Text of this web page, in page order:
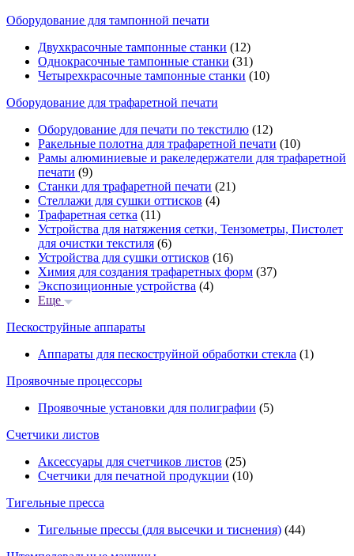
Оборудование для тампонной печати
Двухкрасочные тампонные станки (12)
Однокрасочные тампонные станки (31)
Четырехкрасочные тампонные станки (10)
Оборудование для трафаретной печати
Оборудование для печати по текстилю (12)
Ракельные полотна для трафаретной печати (10)
Рамы алюминиевые и ракеледержатели для трафаретной
печати (9)
Станки для трафаретной печати (21)
Стеллажи для сушки оттисков (4)
Трафаретная сетка (11)
Устройства для натяжения сетки, Тензометры, Пистолет
для очистки текстиля (6)
Устройства для сушки оттисков (16)
Химия для создания трафаретных форм (37)
Экспозиционные устройства (4)
Еще
Пескоструйные аппараты
Аппараты для пескоструйной обработки стекла (1)
Проявочные процессоры
Проявочные установки для полиграфии (5)
Счетчики листов
Аксессуары для счетчиков листов (25)
Счетчики для печатной продукции (10)
Тигельные пресса
Тигельные прессы (для высечки и тиснения) (44)